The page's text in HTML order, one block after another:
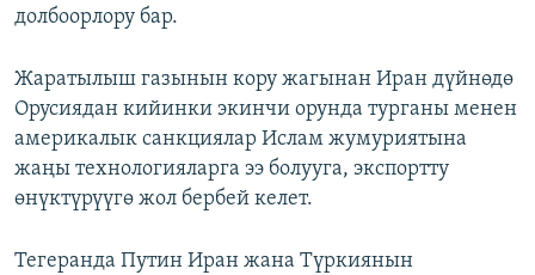
долбоорлору бар.
Жаратылыш газынын кору жагынан Иран дүйнөдө
Орусиядан кийинки экинчи орунда турганы менен
америкалык санкциялар Ислам жумуриятына
жаңы технологияларга ээ болууга, экспортту
өнүктүрүүгө жол бербей келет.
Тегеранда Путин Иран жана Түркиянын